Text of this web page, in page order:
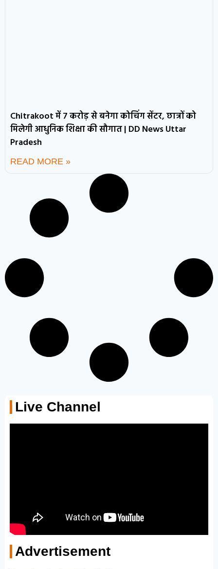
Chitrakoot में 7 करोड़ से बनेगा कोचिंग सेंटर, छात्रों को
मिलेगी आधुनिक शिक्षा की सौगात | DD News Uttar
Pradesh
READ MORE »
Live Channel
Advertisement